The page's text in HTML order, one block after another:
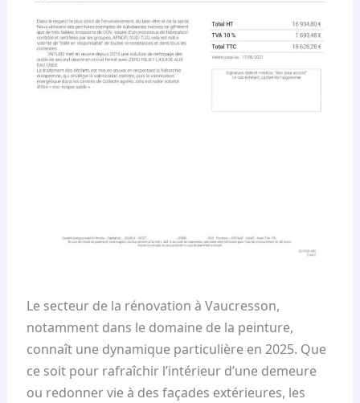
Le secteur de la rénovation à Vaucresson,
notamment dans le domaine de la peinture,
connaît une dynamique particulière en 2025. Que
ce soit pour rafraîchir l’intérieur d’une demeure
ou redonner vie à des façades extérieures, les